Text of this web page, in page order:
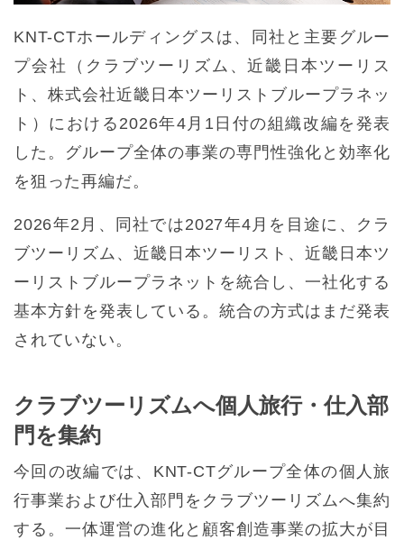
KNT-CTホールディングスは、同社と主要グルー
プ会社（クラブツーリズム、近畿日本ツーリス
ト、株式会社近畿日本ツーリストブループラネッ
ト）における2026年4月1日付の組織改編を発表
した。グループ全体の事業の専門性強化と効率化
を狙った再編だ。
2026年2月、同社では2027年4月を目途に、クラ
ブツーリズム、近畿日本ツーリスト、近畿日本ツ
ーリストブループラネットを統合し、一社化する
基本方針を発表している。統合の方式はまだ発表
されていない。
クラブツーリズムへ個人旅行・仕入部
門を集約
今回の改編では、KNT-CTグループ全体の個人旅
行事業および仕入部門をクラブツーリズムへ集約
する。一体運営の進化と顧客創造事業の拡大が目